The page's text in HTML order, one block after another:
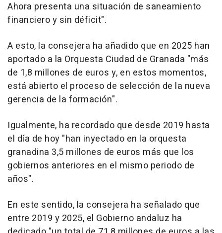
Ahora presenta una situación de saneamiento
financiero y sin déficit".
A esto, la consejera ha añadido que en 2025 han
aportado a la Orquesta Ciudad de Granada "más
de 1,8 millones de euros y, en estos momentos,
está abierto el proceso de selección de la nueva
gerencia de la formación".
Igualmente, ha recordado que desde 2019 hasta
el día de hoy "han inyectado en la orquesta
granadina 3,5 millones de euros más que los
gobiernos anteriores en el mismo periodo de
años".
En este sentido, la consejera ha señalado que
entre 2019 y 2025, el Gobierno andaluz ha